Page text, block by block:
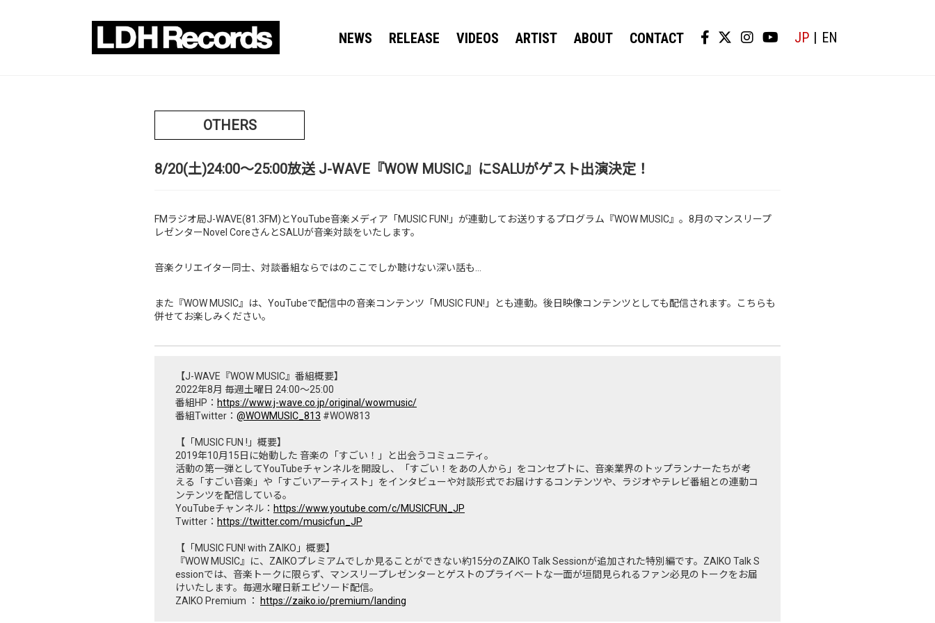
NEWS RELEASE VIDEOS ARTIST ABOUT CONTACT JP EN
OTHERS
8/20(土)24:00〜25:00放送 J-WAVE『WOW MUSIC』にSALUがゲスト出演決定！
FMラジオ局J-WAVE(81.3FM)とYouTube音楽メディア「MUSIC FUN!」が連動してお送りするプログラム『WOW MUSIC』。8月のマンスリープ
レゼンターNovel CoreさんとSALUが音楽対談をいたします。
音楽クリエイター同士、対談番組ならではのここでしか聴けない深い話も…
また『WOW MUSIC』は、YouTubeで配信中の音楽コンテンツ「MUSIC FUN!」とも連動。後日映像コンテンツとしても配信されます。こちらも
併せてお楽しみください。
【J-WAVE『WOW MUSIC』番組概要】
2022年8月 毎週土曜日 24:00～25:00
番組HP： https://www.j-wave.co.jp/original/wowmusic/
番組Twitter： @WOWMUSIC_813 #WOW813
【「MUSIC FUN !」概要】
2019年10月15日に始動した 音楽の「すごい！」と出会うコミュニティ。
活動の第一弾としてYouTubeチャンネルを開設し、「すごい！をあの人から」をコンセプトに、音楽業界のトップランナーたちが考
える「すごい音楽」や「すごいアーティスト」をインタビューや対談形式でお届けするコンテンツや、ラジオやテレビ番組との連動コ
ンテンツを配信している。
YouTubeチャンネル： https://www.youtube.com/c/MUSICFUN_JP
Twitter： https://twitter.com/musicfun_JP
【「MUSIC FUN! with ZAIKO」概要】
『WOW MUSIC』に、ZAIKOプレミアムでしか見ることができない約15分のZAIKO Talk Sessionが追加された特別編です。ZAIKO Talk S
essionでは、音楽トークに限らず、マンスリープレゼンターとゲストのプライベートな一面が垣間見られるファン必見のトークをお届
けいたします。毎週水曜日新エピソード配信。
ZAIKO Premium ： https://zaiko.io/premium/landing